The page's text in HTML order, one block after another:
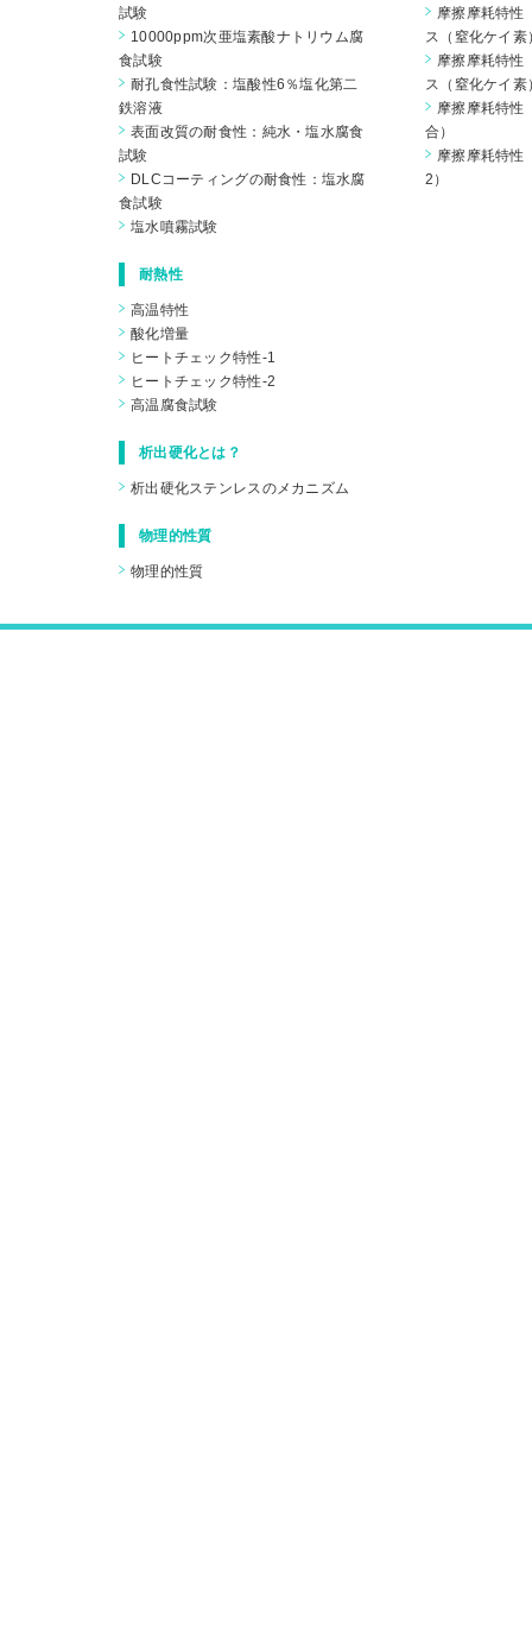
試験
10000ppm次亜塩素酸ナトリウム腐
食試験
耐孔食性試験：塩酸性6％塩化第二
鉄溶液
表面改質の耐食性：純水・塩水腐食
試験
DLCコーティングの耐食性：塩水腐
食試験
塩水噴霧試験
耐熱性
高温特性
酸化増量
ヒートチェック特性-1
ヒートチェック特性-2
高温腐食試験
析出硬化とは？
析出硬化ステンレスのメカニズム
物理的性質
物理的性質
摩擦摩耗特性
ス（窒化ケイ素
摩擦摩耗特性
ス（窒化ケイ
摩擦摩耗特性
合）
摩擦摩耗特性
2）